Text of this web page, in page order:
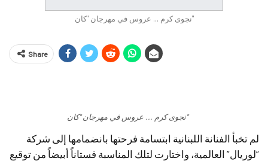
نجوى كرم ... عروس في مهرجان "كان"
Share
نجوى كرم ... عروس في مهرجان "كان"
لم تخبأ الفنانة اللبنانية ابتسامة فرحتها بانضمامها إلى شركة
“لوريال” العالمية، واختارت لتلك المناسبة فستاناً أبيضاً من توقيع